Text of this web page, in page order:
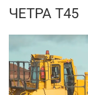
ЧЕТРА Т45